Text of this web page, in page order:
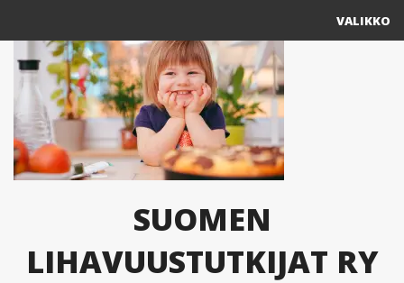
VALIKKO
Yhdistys
Jäsenyys
Ajankohtaista
Yhteystiedot
Lihavuustutkimus Suomessa
SUOMEN
LIHAVUUSTUTKIJAT RY